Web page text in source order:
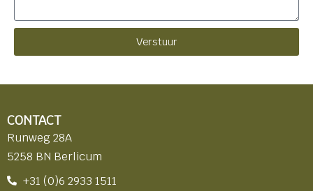
Verstuur
CONTACT
Runweg 28A
5258 BN Berlicum
+31 (0)6 2933 1511